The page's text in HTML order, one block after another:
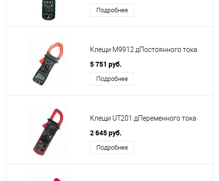
Подробнее
Клещи M9912 дПостоянного тока
5 751 руб.
Подробнее
Клещи UT201 дПеременного тока
2 645 руб.
Подробнее